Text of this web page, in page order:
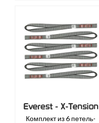
Everest - X-Tension
Комплект из 6 петель-